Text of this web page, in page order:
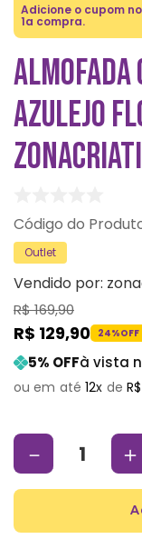
Adicione o cupom
1a compra.
ALMOFADA
AZULEJO
Outlet
Vendido por:
R$169,90
R$ 129,90 24%OFF
5% OFFà vista
12 R$
＋
－